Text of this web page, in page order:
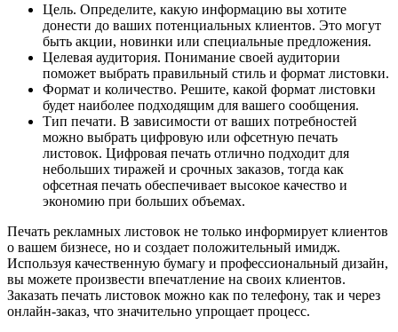
Цель. Определите, какую информацию вы хотите
донести до ваших потенциальных клиентов. Это могут
быть акции, новинки или специальные предложения.
Целевая аудитория. Понимание своей аудитории
поможет выбрать правильный стиль и формат листовки.
Формат и количество. Решите, какой формат листовки
будет наиболее подходящим для вашего сообщения.
Тип печати. В зависимости от ваших потребностей
можно выбрать цифровую или офсетную печать
листовок. Цифровая печать отлично подходит для
небольших тиражей и срочных заказов, тогда как
офсетная печать обеспечивает высокое качество и
экономию при больших объемах.
Печать рекламных листовок не только информирует клиентов
о вашем бизнесе, но и создает положительный имидж.
Используя качественную бумагу и профессиональный дизайн,
вы можете произвести впечатление на своих клиентов.
Заказать печать листовок можно как по телефону, так и через
онлайн-заказ, что значительно упрощает процесс.